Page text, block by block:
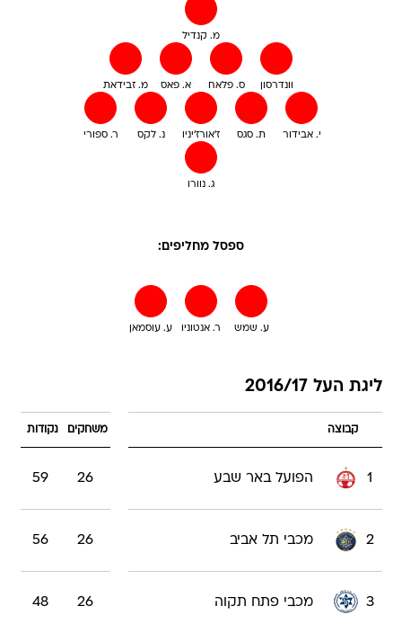
מ. קנדיל
מ. זבידאת א. פאס ס. פלאח וונדרסון
ר. ספורי נ. לקס ז'אורז'יניו ת. סגס י. אבידור
ג. נוורו
ספסל מחליפים:
ע. עוסמאן ר. אנטוניו ע. שמש
ליגת העל 2016/17
קבוצה משחקים נקודות
1 הפועל באר שבע 26
59
2 מכבי תל אביב 26
56
3 מכבי פתח תקוה 26
48